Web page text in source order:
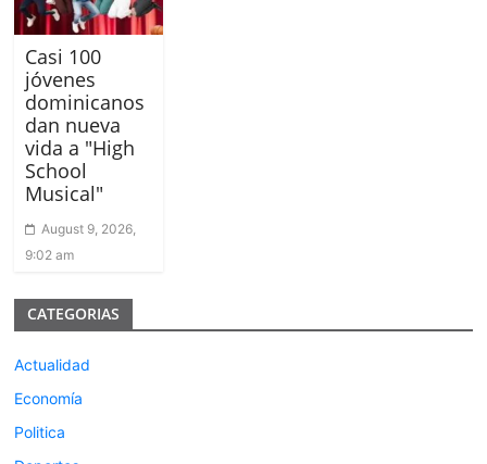
Casi 100
jóvenes
dominicanos
dan nueva
vida a "High
School
Musical"
August 9, 2026,
9:02 am
CATEGORIAS
Actualidad
Economía
Politica